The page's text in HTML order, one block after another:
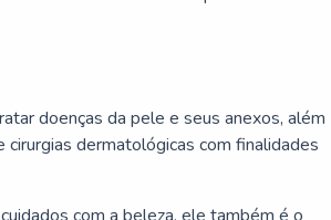
doenças da pele e seus anexos, além
dermatológicas com finalidades